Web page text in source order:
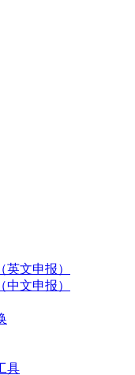
文申报）
文申报）
具